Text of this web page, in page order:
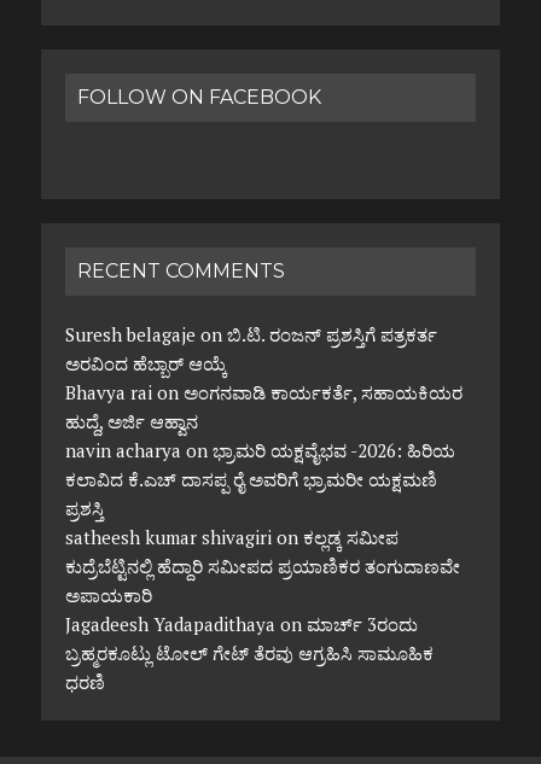
FOLLOW ON FACEBOOK
RECENT COMMENTS
Suresh belagaje on ಬಿ.ಟಿ. ರಂಜನ್ ಪ್ರಶಸ್ತಿಗೆ ಪತ್ರಕರ್ತ
ಅರವಿಂದ ಹೆಬ್ಬಾರ್ ಆಯ್ಕೆ
Bhavya raion ಅಂಗನವಾಡಿ ಕಾರ್ಯಕರ್ತೆ, ಸಹಾಯಕಿಯರ
ಹುದ್ದೆ, ಅರ್ಜಿ ಆಹ್ವಾನ
navin acharya on ಭ್ರಾಮರಿ ಯಕ್ಷವೈಭವ -2026: ಹಿರಿಯ
ಕಲಾವಿದ ಕೆ.ಎಚ್ ದಾಸಪ್ಪ ರೈ ಅವರಿಗೆ ಭ್ರಾಮರೀ ಯಕ್ಷಮಣಿ
ಪ್ರಶಸ್ತಿ
satheesh kumar shivagirion ಕಲ್ಲಡ್ಕ ಸಮೀಪ
ಕುದ್ರೆಬೆಟ್ಟಿನಲ್ಲಿ ಹೆದ್ದಾರಿ ಸಮೀಪದ ಪ್ರಯಾಣಿಕರ ತಂಗುದಾಣವೇ
ಅಪಾಯಕಾರಿ
Jagadeesh Yadapadithaya on ಮಾರ್ಚ್ 3ರಂದು
ಬ್ರಹ್ಮರಕೂಟ್ಲು ಟೋಲ್ ಗೇಟ್ ತೆರವು ಆಗ್ರಹಿಸಿ ಸಾಮೂಹಿಕ
ಧರಣಿ